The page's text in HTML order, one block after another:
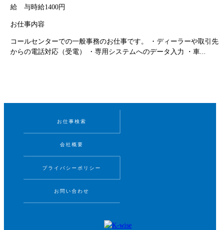
給 与時給1400円
お仕事内容
コールセンターでの一般事務のお仕事です。 ・ディーラーや取引先
からの電話対応（受電） ・専用システムへのデータ入力 ・車...
お仕事検索
会社概要
プライバシーポリシー
お問い合わせ